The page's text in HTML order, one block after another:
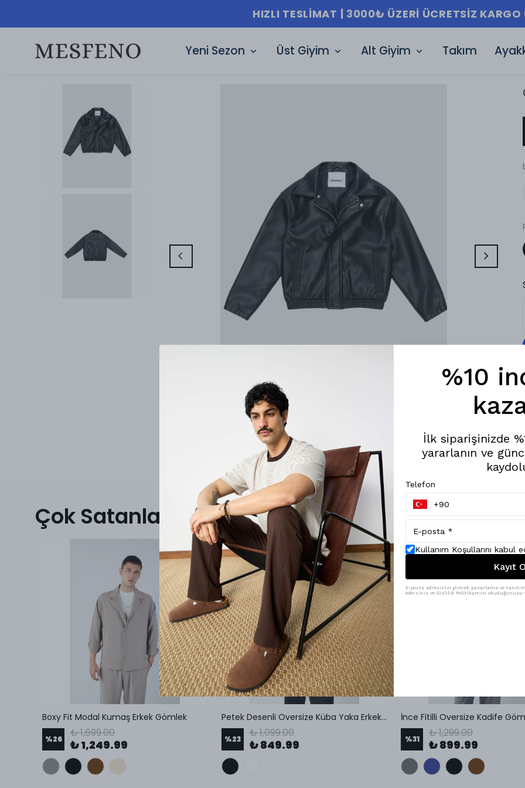
TESLIMAT | 3000₺ ÜZERI ÜCRETSIZ KARGO 🚚
Yeni Sezon Üst Giyim Alt Giyim Takım
Çok Satanlar
Boxy Fit Modal Kumaş Erkek Gömlek
%26 ₺ 1,699.00
₺ 1,249.99
Petek Desenli Oversize Küba Yaka Erkek Gömlek
%23 ₺ 1,099.00
₺ 849.99
İnce Fitilli Oversize Kadife
%31 ₺ 1,299.00
₺ 899.99
%10
İlk siparişinizde
yararlanın ve
Telefon
Kullanım Koşullarını kabul
Kayıt
E-posta adresinizi girerek pazarlama ve
edersiniz ve Gizlilik Politikamızı okuduğunuzu